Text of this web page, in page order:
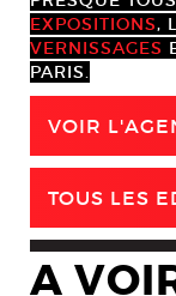
EXPOSITIONS,
VERNISSAGES
PARIS.
VOIR
TOUS LES
A